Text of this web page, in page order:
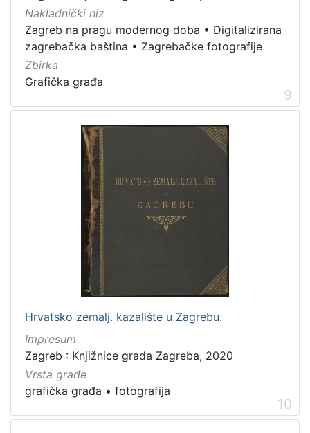
Nakladnički niz
Zagreb na pragu modernog doba • Digitalizirana
zagrebačka baština • Zagrebačke fotografije
Zbirka
Grafička građa
9
Hrvatsko zemalj. kazalište u Zagrebu.
Impresum
Zagreb : Knjižnice grada Zagreba, 2020
Vrsta građe
grafička građa • fotografija
10